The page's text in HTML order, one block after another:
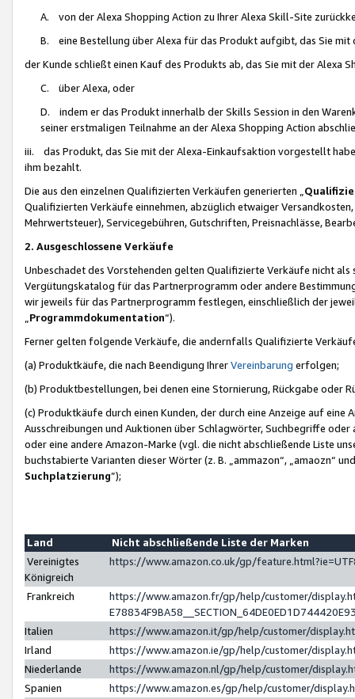
A. von der Alexa Shopping Action zu Ihrer Alexa Skill-Site
B. eine Bestellung über Alexa für das Produkt aufgibt, das Sie mit
der Kunde schließt einen Kauf des Produkts ab, das Sie mit der Alexa
C. über Alexa, oder
D. indem er das Produkt innerhalb der Skills Session in den
seiner erstmaligen Teilnahme an der Alexa Shopping Action
iii. das Produkt, das Sie mit der Alexa-Einkaufsaktion vorgestellt
ihm bezahlt.
Die aus den einzelnen Qualifizierten Verkäufen generierten „
Qualifizierten Verkäufe einnehmen, abzüglich etwaiger
Mehrwertsteuer), Servicegebühren, Gutschriften, Preisnachlässe,
2. Ausgeschlossene Verkäufe
Unbeschadet des Vorstehenden gelten Qualifizierte Verkäufe nicht
Vergütungskatalog für das Partnerprogramm oder andere
wir jeweils für das Partnerprogramm festlegen, einschließlich der
Programmdokumentation“).
Ferner gelten folgende Verkäufe, die andernfalls Qualifizierte
(a) Produktkäufe, die nach Beendigung IhrerVereinbarung erfolgen;
(b) Produktbestellungen, bei denen eine Stornierung, Rückgabe oder
(c) Produktkäufe durch einen Kunden, der durch eine Anzeige auf
Ausschreibungen und Auktionen über Schlagwörter, Suchbegriffe
oder eine andere Amazon-Marke (vgl. die nicht abschließende Liste
buchstabierte Varianten dieser Wörter (z. B. „ammazon“, „amaozn“
Suchplatzierung”);
Land
Nicht abschließende Liste der Marken
Vereinigtes
Königreich
https://www.amazon.co.uk/gp/
Frankreich
https://www.amazon.fr/gp/help/customer/
Italien
https://www.amazon.it/gp/help/customer/
Irland
https://www.amazon.ie/gp/help/customer/
Niederlande
https://www.amazon.nl/gp/help/customer/
Spanien
https://www.amazon.es/gp/help/customer/